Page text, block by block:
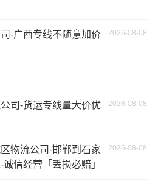
咨询。
，请您托运之前仔细清点您所托
货物需要临时存放，请尽早最快
库存放。
2026-08-08
-广西专线不随意加价
2026-08-08
司-货运专线量大价优
2026-08-08
物流公司-邯郸到石家
信经营「丢损必赔」